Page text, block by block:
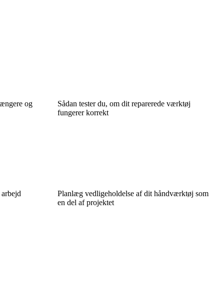
og
Sådan tester du, om dit reparerede værktøj
fungerer korrekt
Planlæg vedligeholdelse af dit håndværktøj som
en del af projektet